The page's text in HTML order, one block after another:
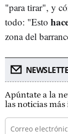
"para tirar", y
todo: "Esto
zona del
Apúntate a la
las noticias